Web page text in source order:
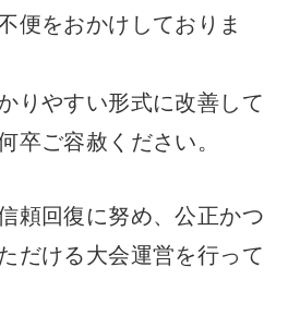
便をおかけしておりま
りやすい形式に改善して
卒ご容赦ください。
頼回復に努め、公正かつ
だける大会運営を行って